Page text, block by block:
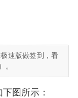
速版做签到，看
。
图所示：